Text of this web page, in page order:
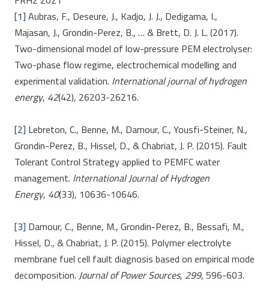
[1] Aubras, F., Deseure, J., Kadjo, J. J., Dedigama, I.,
Majasan, J., Grondin-Perez, B., … & Brett, D. J. L. (2017).
Two-dimensional model of low-pressure PEM electrolyser:
Two-phase flow regime, electrochemical modelling and
experimental validation. International journal of hydrogen
energy, 42(42), 26203-26216.
[2] Lebreton, C., Benne, M., Damour, C., Yousfi-Steiner, N.,
Grondin-Perez, B., Hissel, D., & Chabriat, J. P. (2015). Fault
Tolerant Control Strategy applied to PEMFC water
management. International Journal of Hydrogen
Energy, 40(33), 10636-10646.
[3] Damour, C., Benne, M., Grondin-Perez, B., Bessafi, M.,
Hissel, D., & Chabriat, J. P. (2015). Polymer electrolyte
membrane fuel cell fault diagnosis based on empirical mode
decomposition. Journal of Power Sources, 299, 596-603.